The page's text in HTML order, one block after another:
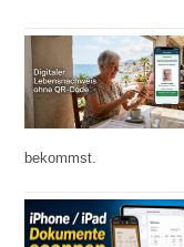
bekommst.